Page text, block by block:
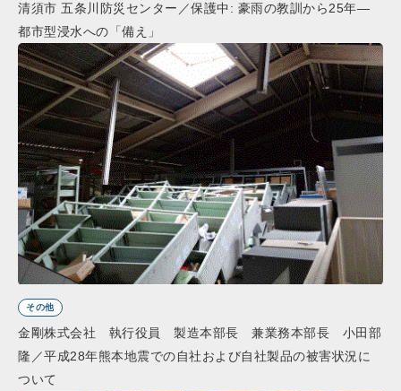
清須市 五条川防災センター／保護中: 豪雨の教訓から25年―
都市型浸水への「備え」
その他
金剛株式会社 執行役員 製造本部長 兼業務本部長 小田部
隆／平成28年熊本地震での自社および自社製品の被害状況に
ついて